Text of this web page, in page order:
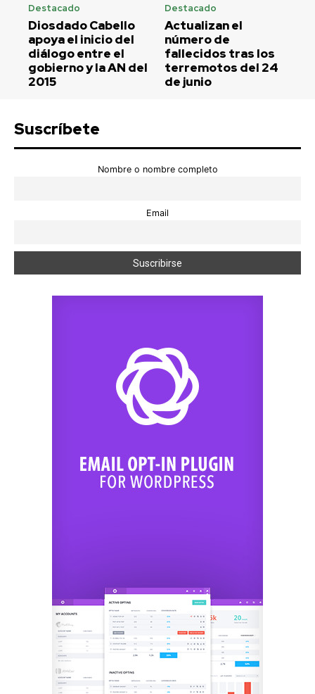
Destacado
Diosdado Cabello
apoya el inicio del
diálogo entre el
gobierno y la AN del
2015
Destacado
Actualizan el
número de
fallecidos tras los
terremotos del 24
de junio
Suscríbete
Nombre o nombre completo
Email